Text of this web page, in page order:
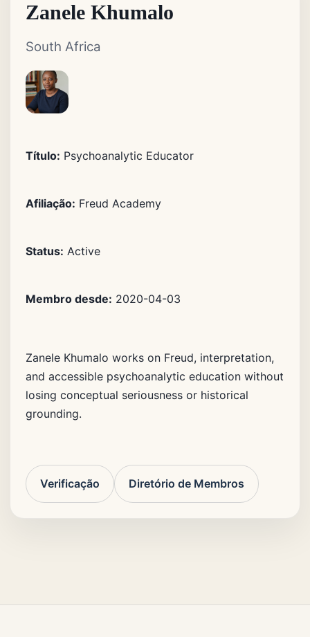
Zanele Khumalo
South Africa
Título: Psychoanalytic Educator
Afiliação: Freud Academy
Status: Active
Membro desde: 2020-04-03
Zanele Khumalo works on Freud, interpretation,
and accessible psychoanalytic education without
losing conceptual seriousness or historical
grounding.
Verificação Diretório de Membros